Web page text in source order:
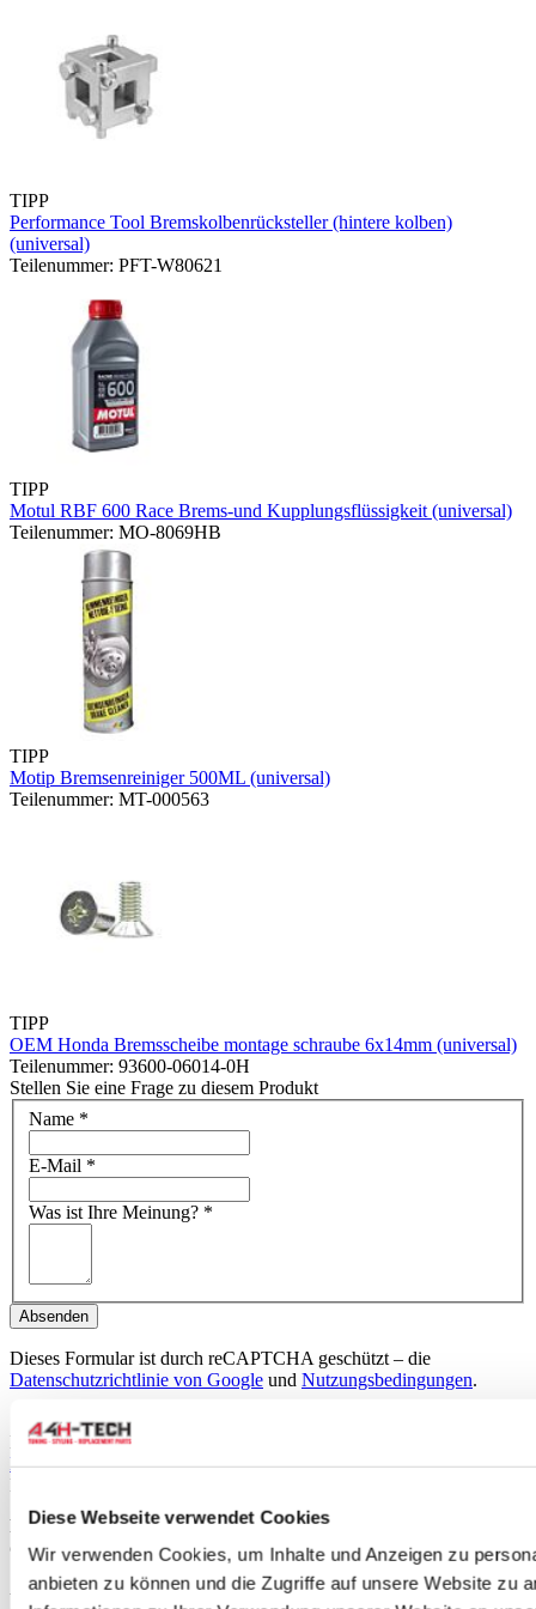
Diese Webseite verwendet Cookies
Wir verwenden Cookies, um Inhalte und Anzeigen zu
anbieten zu können und die Zugriffe auf unsere Website zu
TIPP
Performance Tool Bremskolbenrücksteller (hintere kolben)
(universal)
Teilenummer: PFT-W80621
TIPP
Motul RBF 600 Race Brems-und Kupplungsflüssigkeit (universal)
Teilenummer: MO-8069HB
TIPP
Motip Bremsenreiniger 500ML (universal)
Teilenummer: MT-000563
TIPP
OEM Honda Bremsscheibe montage schraube 6x14mm (universal)
Teilenummer: 93600-06014-0H
Stellen Sie eine Frage zu diesem Produkt
Name *
E-Mail *
Was ist Ihre Meinung? *
Absenden
Dieses Formular ist durch reCAPTCHA geschützt – die
Datenschutzrichtlinie von Google und Nutzungsbedingungen.
Schreiben Sie eine Bewertung
Nur registrierte Benutzer können Bewertungen schreiben. Bitte
loggen Sie sich einodererstellen Sie ein Konto
Beschreibung
Rotinger Graphite Line drilled / grooved performance brake
discs rear 282mm Incl. TUV.
At Rotinger, they understand that brake performance is crucial for